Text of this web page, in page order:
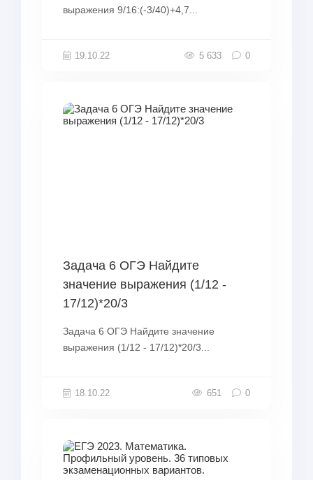
выражения 9/16:(-3/40)+4,7...
19.10.22 5 633 0
Задача 6 ОГЭ Найдите
значение выражения (1/12 -
17/12)*20/3
Задача 6 ОГЭ Найдите значение
выражения (1/12 - 17/12)*20/3...
18.10.22 651 0